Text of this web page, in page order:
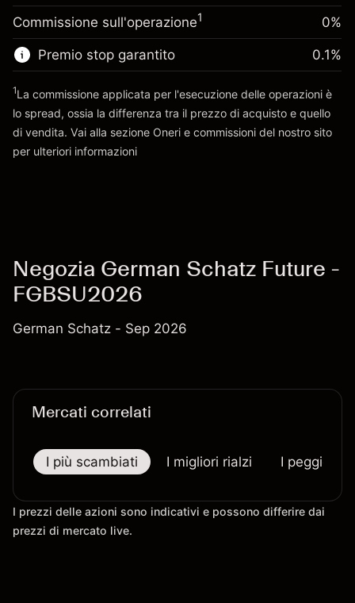
Dimensione dell'operazione a leva
Denaro da leva ~€4,000.00
Vai alla piattaforma
finanziamento overnight
Oneri per l'intero valore della
posizione
%
Dimensione dell'operazione a leva
Denaro da leva ~ €4,000.00
Vai alla piattaforma
Commissione sull'operazione1 0%
Premio stop garantito 0.1%
1La commissione applicata per l'esecuzione delle operazioni è
lo spread, ossia la differenza tra il prezzo di acquisto e quello
di vendita. Vai alla sezione Oneri e commissioni del nostro sito
per ulteriori informazioni
Negozia German Schatz Future -
FGBSU2026
German Schatz - Sep 2026
Mercati correlati
I più scambiati I migliori rialzi I peggiori
I prezzi delle azioni sono indicativi e possono differire dai
prezzi di mercato live.